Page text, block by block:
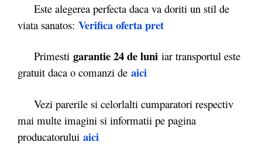
Este alegerea perfecta daca va doriti un stil de
viata sanatos: Verifica oferta pret
Primesti garantie 24 de luni iar transportul este
gratuit daca o comanzi de aici
Vezi parerile si celorlalti cumparatori respectiv
mai multe imagini si informatii pe pagina
producatorului aici